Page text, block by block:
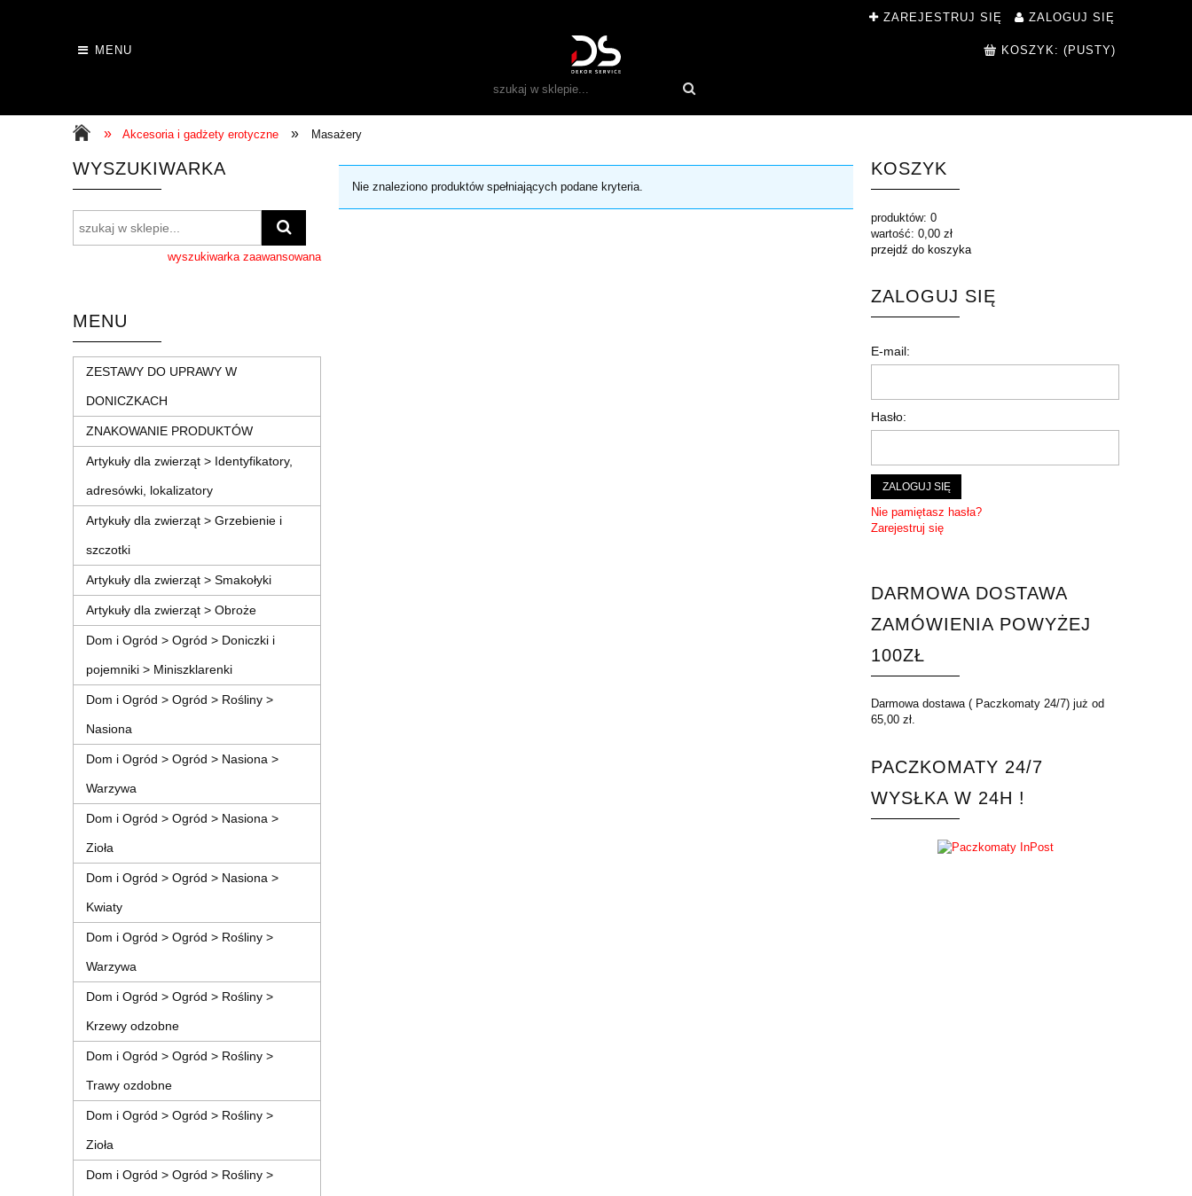
ZAREJESTRUJ SIĘ ZALOGUJ SIĘ
MENU KOSZYK: (PUSTY)
» Akcesoria i gadżety erotyczne » Masażery
WYSZUKIWARKA
wyszukiwarka zaawansowana
MENU
ZESTAWY DO UPRAWY W
DONICZKACH
ZNAKOWANIE PRODUKTÓW
Artykuły dla zwierząt > Identyfikatory,
adresówki, lokalizatory
Artykuły dla zwierząt > Grzebienie i
szczotki
Artykuły dla zwierząt > Smakołyki
Artykuły dla zwierząt > Obroże
Dom i Ogród > Ogród > Doniczki i
pojemniki > Miniszklarenki
Dom i Ogród > Ogród > Rośliny >
Nasiona
Dom i Ogród > Ogród > Nasiona >
Warzywa
Dom i Ogród > Ogród > Nasiona >
Zioła
Dom i Ogród > Ogród > Nasiona >
Kwiaty
Dom i Ogród > Ogród > Rośliny >
Warzywa
Dom i Ogród > Ogród > Rośliny >
Krzewy odzobne
Dom i Ogród > Ogród > Rośliny >
Trawy ozdobne
Dom i Ogród > Ogród > Rośliny >
Zioła
Dom i Ogród > Ogród > Rośliny >
Nie znaleziono produktów spełniających podane kryteria.
KOSZYK
produktów: 0
wartość: 0,00 zł
przejdź do koszyka
ZALOGUJ SIĘ
E-mail:
Hasło:
ZALOGUJ SIĘ
Nie pamiętasz hasła?
Zarejestruj się
DARMOWA DOSTAWA
ZAMÓWIENIA POWYŻEJ
100ZŁ
Darmowa dostawa ( Paczkomaty 24/7) już od
65,00 zł.
PACZKOMATY 24/7
WYSŁKA W 24H !